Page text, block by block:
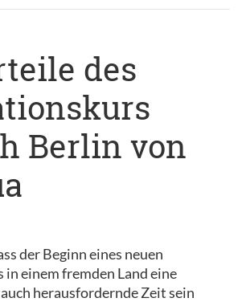
des
Berlin von
der Beginn eines neuen
in einem fremden Land eine
herausfordernde Zeit sein